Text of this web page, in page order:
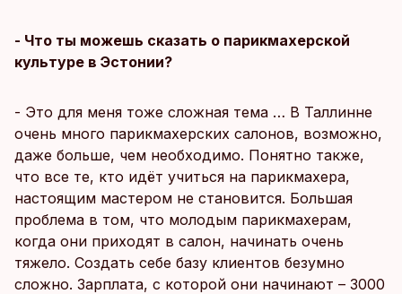
- Что ты можешь сказать о парикмахерской
культуре в Эстонии?
- Это для меня тоже сложная тема … В Таллинне
очень много парикмахерских салонов, возможно,
даже больше, чем необходимо. Понятно также,
что все те, кто идёт учиться на парикмахера,
настоящим мастером не становится. Большая
проблема в том, что молодым парикмахерам,
когда они приходят в салон, начинать очень
тяжело. Создать себе базу клиентов безумно
сложно. Зарплата, с которой они начинают – 3000